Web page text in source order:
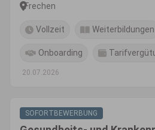
Frechen
Vollzeit Weiterbildungen
Onboarding
20.07.2026
SOFORTBEWERBUNG